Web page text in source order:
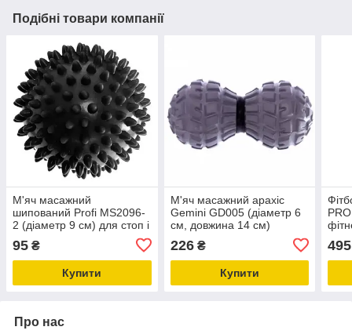
Подібні товари компанії
М'яч масажний
шипований Profi MS2096-
2 (діаметр 9 см) для стоп і
тіла пластиковий твердий
95 ₴
Купити
М'яч масажний арахіс
Gemini GD005 (діаметр 6
см, довжина 14 см)
подвійний Duoball EVA для
стоп і спини
226₴
Купити
495
Про нас